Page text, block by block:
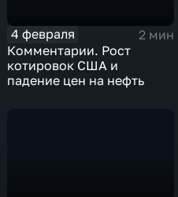
4 февраля
2 мин
Комментарии. Рост
котировок США и
падение цен на нефть